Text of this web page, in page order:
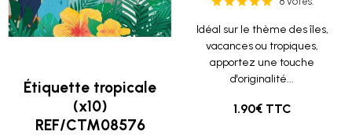
Étiquette tropicale
(x10)
REF/CTM08576
Idéal sur le thème des îles,
vacances ou tropiques,
apportez une touche
d'originalité...
1.90€ TTC